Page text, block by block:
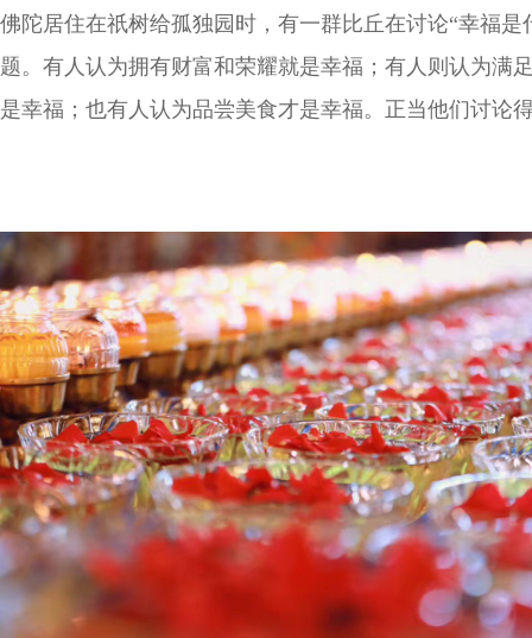
佛陀居住在祇树给孤独园时，有一群比丘在讨论“幸福是
题。有人认为拥有财富和荣耀就是幸福；有人则认为满
是幸福；也有人认为品尝美食才是幸福。正当他们讨论